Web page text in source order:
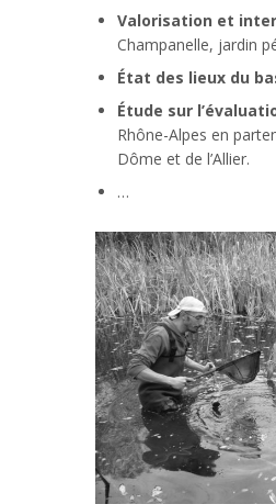
Valorisation et
Champanelle, jardin
État des lieux du
Étude sur
Rhône-Alpes en
Dôme et de l’Allier.
…